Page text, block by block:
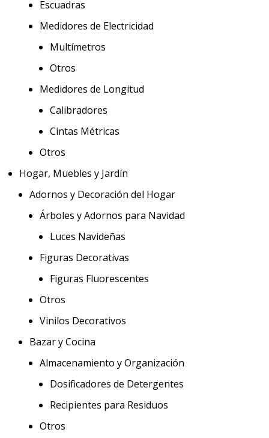
Escuadras
Medidores de Electricidad
Multímetros
Otros
Medidores de Longitud
Calibradores
Cintas Métricas
Otros
Hogar, Muebles y Jardín
Adornos y Decoración del Hogar
Árboles y Adornos para Navidad
Luces Navideñas
Figuras Decorativas
Figuras Fluorescentes
Otros
Vinilos Decorativos
Bazar y Cocina
Almacenamiento y Organización
Dosificadores de Detergentes
Recipientes para Residuos
Otros